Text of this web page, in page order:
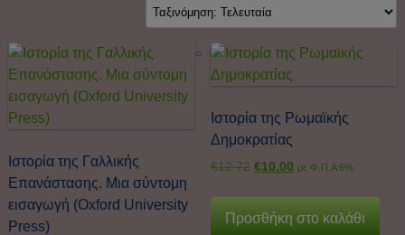
Ιστορία της Γαλλικής
Επανάστασης. Μια σύντομη
εισαγωγή (Oxford University
Press)
Ιστορία της Ρωμαϊκής
Δημοκρατίας
€12.72 €10.00 με Φ.Π.Α 6%.
Προσθήκη στο καλάθι